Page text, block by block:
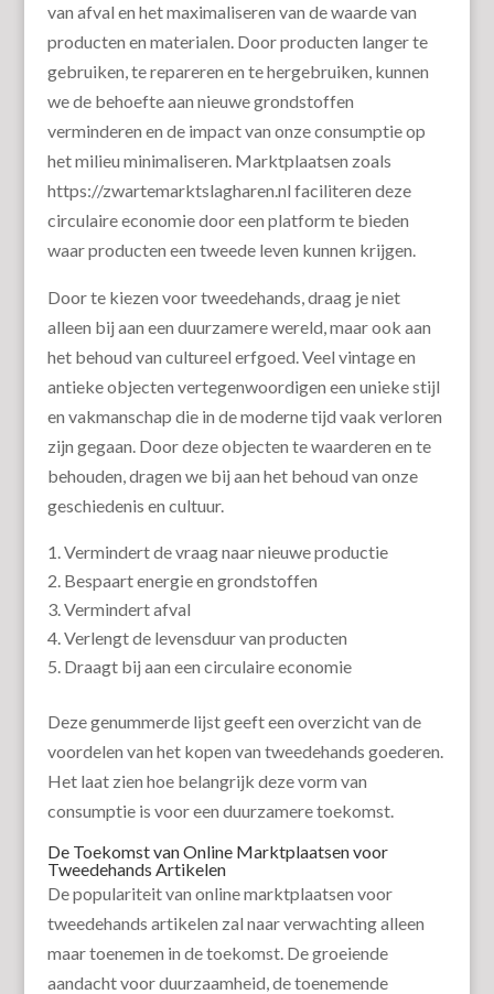
van afval en het maximaliseren van de waarde van
producten en materialen. Door producten langer te
gebruiken, te repareren en te hergebruiken, kunnen
we de behoefte aan nieuwe grondstoffen
verminderen en de impact van onze consumptie op
het milieu minimaliseren. Marktplaatsen zoals
https://zwartemarktslagharen.nl faciliteren deze
circulaire economie door een platform te bieden
waar producten een tweede leven kunnen krijgen.
Door te kiezen voor tweedehands, draag je niet
alleen bij aan een duurzamere wereld, maar ook aan
het behoud van cultureel erfgoed. Veel vintage en
antieke objecten vertegenwoordigen een unieke stijl
en vakmanschap die in de moderne tijd vaak verloren
zijn gegaan. Door deze objecten te waarderen en te
behouden, dragen we bij aan het behoud van onze
geschiedenis en cultuur.
Vermindert de vraag naar nieuwe productie
Bespaart energie en grondstoffen
Vermindert afval
Verlengt de levensduur van producten
Draagt bij aan een circulaire economie
Deze genummerde lijst geeft een overzicht van de
voordelen van het kopen van tweedehands goederen.
Het laat zien hoe belangrijk deze vorm van
consumptie is voor een duurzamere toekomst.
De Toekomst van Online Marktplaatsen voor
Tweedehands Artikelen
De populariteit van online marktplaatsen voor
tweedehands artikelen zal naar verwachting alleen
maar toenemen in de toekomst. De groeiende
aandacht voor duurzaamheid, de toenemende